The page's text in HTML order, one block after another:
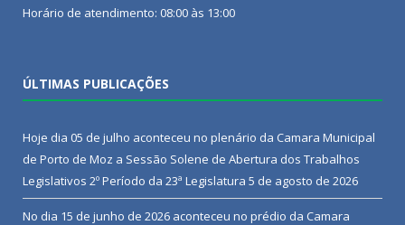
Horário de atendimento: 08:00 às 13:00
ÚLTIMAS PUBLICAÇÕES
Hoje dia 05 de julho aconteceu no plenário da Camara Municipal
de Porto de Moz a Sessão Solene de Abertura dos Trabalhos
Legislativos 2º Período da 23ª Legislatura 5 de agosto de 2026
No dia 15 de junho de 2026 aconteceu no prédio da Camara